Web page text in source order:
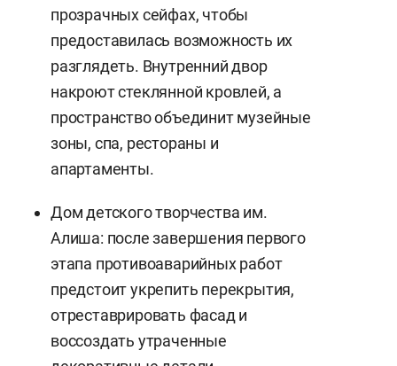
прозрачных сейфах, чтобы
предоставилась возможность их
разглядеть. Внутренний двор
накроют стеклянной кровлей, а
пространство объединит музейные
зоны, спа, рестораны и
апартаменты.
Дом детского творчества им.
Алиша: после завершения первого
этапа противоаварийных работ
предстоит укрепить перекрытия,
отреставрировать фасад и
воссоздать утраченные